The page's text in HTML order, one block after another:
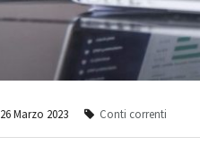
26 Marzo 2023 Conti correnti